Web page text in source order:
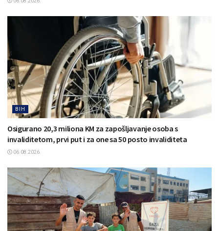
BIH
Osigurano 20,3 miliona KM za zapošljavanje osoba s
invaliditetom, prvi put i za one sa 50 posto invaliditeta
06.08.2026.